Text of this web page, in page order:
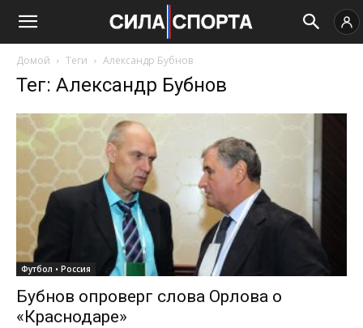
Домой Теги Александр Бубнов
Тег: Александр Бубнов
Футбол • Россия
Бубнов опроверг слова Орлова о
«Краснодаре»